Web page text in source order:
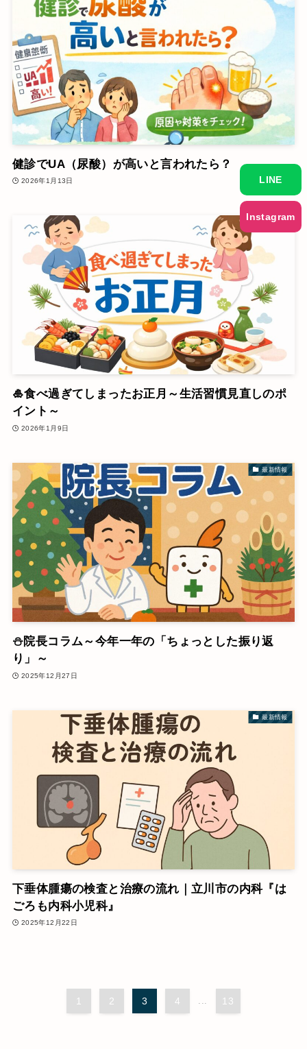
健診でUA（尿酸）が高いと言われたら？
2026年1月13日
最新情報
🎍食べ過ぎてしまったお正月～生活習慣見直しのポ
イント～
2026年1月9日
最新情報
⛄院長コラム～今年一年の「ちょっとした振り返
り」～
2025年12月27日
最新情報
下垂体腫瘍の検査と治療の流れ｜立川市の内科『は
ごろも内科小児科』
2025年12月22日
1 2 3 4 13
LINE
Instagram